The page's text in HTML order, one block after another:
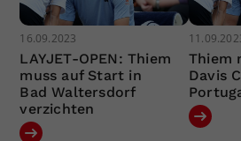
16.09.2023
LAYJET-OPEN: Thiem
muss auf Start in
Bad Waltersdorf
verzichten
Thiem
Davis